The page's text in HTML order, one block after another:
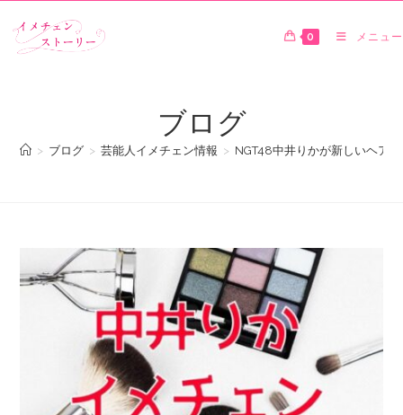
0 メニュー
ブログ
> ブログ > 芸能人イメチェン情報 > NGT48中井りかが新しいヘア